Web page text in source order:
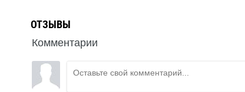
ОТЗЫВЫ
Комментарии